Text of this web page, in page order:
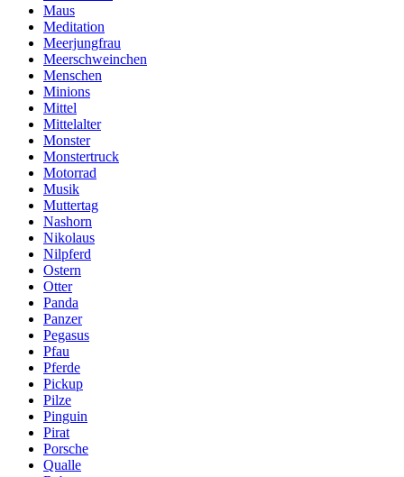
Maus
Meditation
Meerjungfrau
Meerschweinchen
Menschen
Minions
Mittel
Mittelalter
Monster
Monstertruck
Motorrad
Musik
Muttertag
Nashorn
Nikolaus
Nilpferd
Ostern
Otter
Panda
Panzer
Pegasus
Pfau
Pferde
Pickup
Pilze
Pinguin
Pirat
Porsche
Qualle